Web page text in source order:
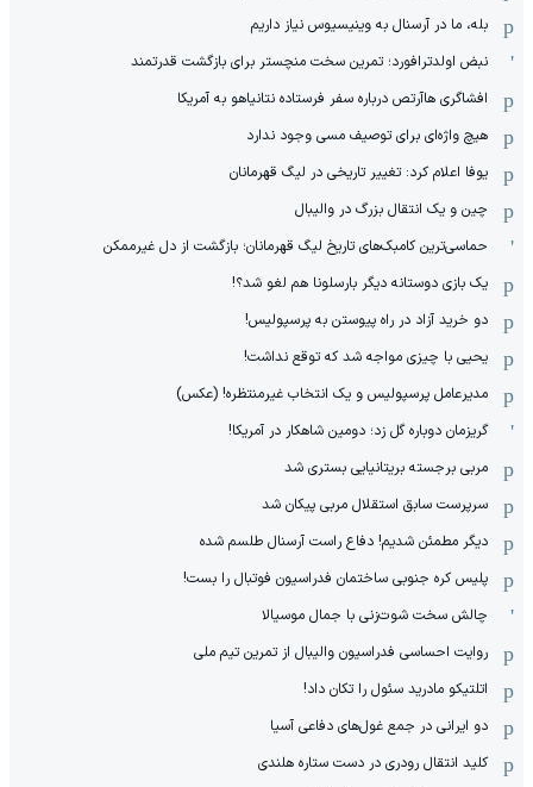
بله، ما در آرسنال به وینیسیوس نیاز داریم
نبض اولدترافورد؛ تمرین سخت منچستر برای بازگشت قدرتمند
افشاگری هاآرتص درباره سفر فرستاده نتانیاهو به آمریکا
هیچ واژه‌ای برای توصیف مسی وجود ندارد
یوفا اعلام کرد: تغییر تاریخی در لیگ قهرمانان
چین و یک انتقال بزرگ در والیبال
حماسی‌ترین کامبک‌های تاریخ لیگ قهرمانان؛ بازگشت از دل غیرممکن
یک بازی دوستانه دیگر بارسلونا هم لغو شد؟!
دو خرید آزاد در راه پیوستن به پرسپولیس!
یحیی با چیزی مواجه شد که توقع نداشت!
مدیرعامل پرسپولیس و یک انتخاب غیرمنتظره! (عکس)
گریزمان دوباره گل زد؛ دومین شاهکار در آمریکا!
مربی برجسته بریتانیایی بستری شد
سرپرست سابق استقلال مربی پیکان شد
دیگر مطمئن شدیم! دفاع راست آرسنال طلسم شده
پلیس کره ‌جنوبی ساختمان فدراسیون فوتبال را بست!
چالش سخت شوت‌زنی با جمال موسیالا
روایت احساسی فدراسیون والیبال از تمرین تیم ملی
اتلتیکو مادرید سئول را تکان داد!
دو ایرانی در جمع غول‌های دفاعی آسیا
کلید انتقال رودری در دست ستاره هلندی